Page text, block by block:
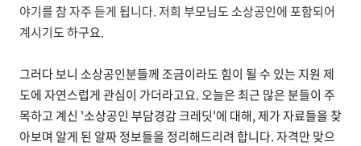
야기를 참 자주 듣게 됩니다. 저희 부모님도 소상공인에 포함되어
계시기도 하구요.
그러다 보니 소상공인분들께 조금이라도 힘이 될 수 있는 지원 제
도에 자연스럽게 관심이 가더라고요. 오늘은 최근 많은 분들이 주
목하고 계신 '소상공인 부담경감 크레딧'에 대해, 제가 자료들을 찾
아보며 알게 된 알짜 정보들을 정리해드리려 합니다. 자격만 맞으